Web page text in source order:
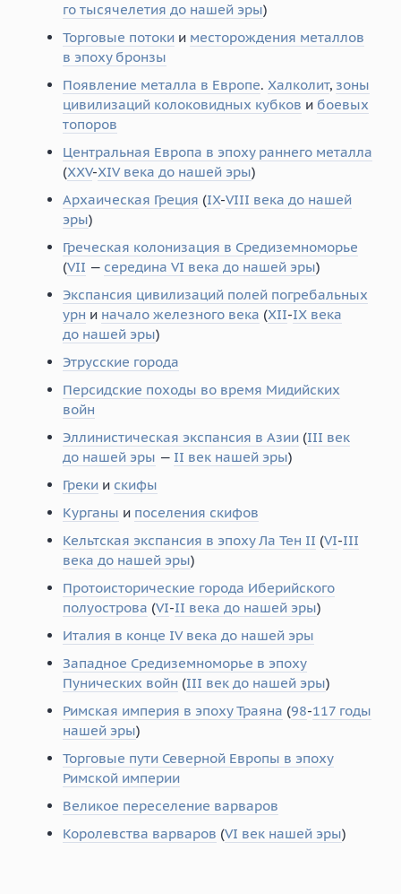
го тысячелетия до нашей эры)
Торговые потоки и месторождения металлов
в эпоху бронзы
Появление металла в Европе. Халколит, зоны
цивилизаций колоковидных кубков и боевых
топоров
Центральная Европа в эпоху раннего металла
(XXV-XIV века до нашей эры)
Архаическая Греция (IX-VIII века до нашей
эры)
Греческая колонизация в Средиземноморье
(VII — середина VI века до нашей эры)
Экспансия цивилизаций полей погребальных
урн и начало железного века (XII-IX века
до нашей эры)
Этрусские города
Персидские походы во время Мидийских
войн
Эллинистическая экспансия в Азии (III век
до нашей эры — II век нашей эры)
Греки и скифы
Курганы и поселения скифов
Кельтская экспансия в эпоху Ла Тен II (VI-III
века до нашей эры)
Протоисторические города Иберийского
полуострова (VI-II века до нашей эры)
Италия в конце IV века до нашей эры
Западное Средиземноморье в эпоху
Пунических войн (III век до нашей эры)
Римская империя в эпоху Траяна (98-117 годы
нашей эры)
Торговые пути Северной Европы в эпоху
Римской империи
Великое переселение варваров
Королевства варваров (VI век нашей эры)